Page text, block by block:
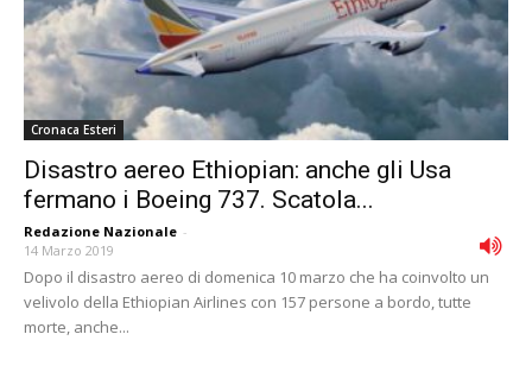
Cronaca Esteri
Disastro aereo Ethiopian: anche gli Usa
fermano i Boeing 737. Scatola...
Redazione Nazionale -
14 Marzo 2019
Dopo il disastro aereo di domenica 10 marzo che ha coinvolto un
velivolo della Ethiopian Airlines con 157 persone a bordo, tutte
morte, anche...